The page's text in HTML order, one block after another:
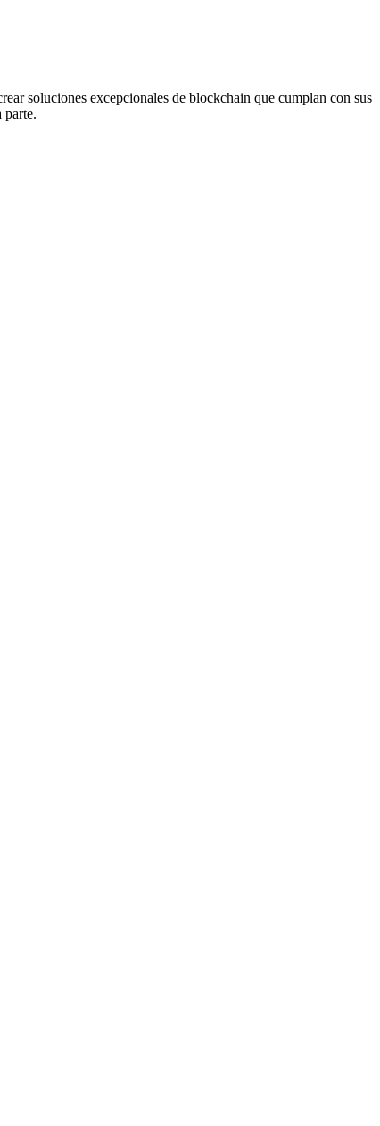
soluciones excepcionales de blockchain que cumplan con sus
parte.